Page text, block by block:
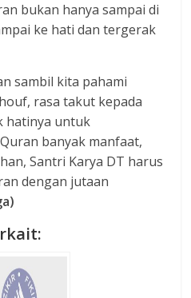
bukan hanya sampai di
ke hati dan tergerak
sambil kita pahami
rasa takut kepada
hatinya untuk
banyak manfaat,
Santri Karya DT harus
dengan jutaan